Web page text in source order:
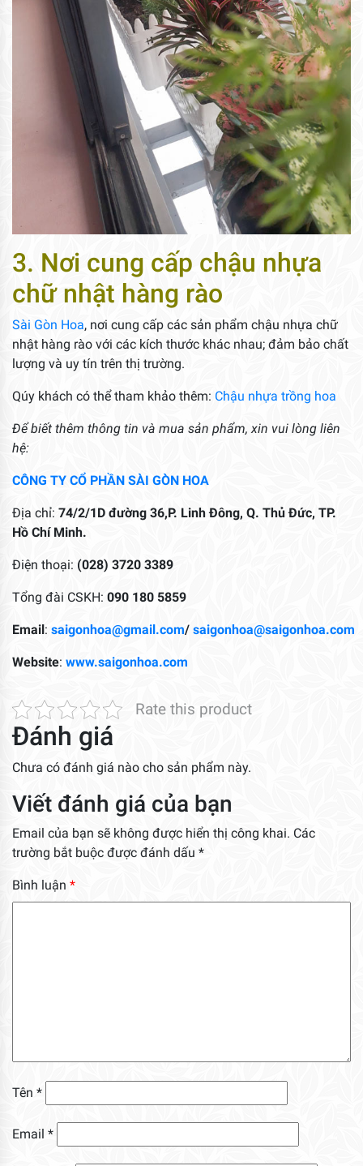
3. Nơi cung cấp chậu nhựa
chữ nhật hàng rào
Sài Gòn Hoa, nơi cung cấp các sản phẩm chậu nhựa chữ
nhật hàng rào với các kích thước khác nhau; đảm bảo chất
lượng và uy tín trên thị trường.
Qúy khách có thể tham khảo thêm: Chậu nhựa trồng hoa
Để biết thêm thông tin và mua sản phẩm, xin vui lòng liên
hệ:
CÔNG TY CỔ PHẦN SÀI GÒN HOA
Địa chỉ: 74/2/1D đường 36,P. Linh Đông, Q. Thủ Đức, TP.
Hồ Chí Minh.
Điện thoại: (028) 3720 3389
Tổng đài CSKH: 090 180 5859
Email: saigonhoa@gmail.com/ saigonhoa@saigonhoa.com
Website: www.saigonhoa.com
Rate this product
Đánh giá
Chưa có đánh giá nào cho sản phẩm này.
Viết đánh giá của bạn
Email của bạn sẽ không được hiển thị công khai. Các
trường bắt buộc được đánh dấu *
Bình luận *
Tên *
Email *